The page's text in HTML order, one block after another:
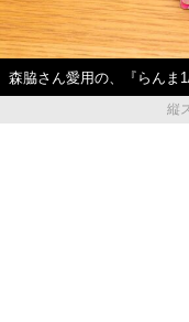
森脇さん愛用の、『らんま
縦